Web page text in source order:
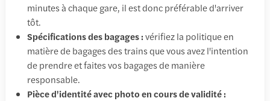
minutes à chaque gare, il est donc préférable d'arriver
tôt.
Spécifications des bagages :vérifiez la politique en
matière de bagages des trains que vous avez l'intention
de prendre et faites vos bagages de manière
responsable.
Pièce d'identité avec photo en cours de validité :